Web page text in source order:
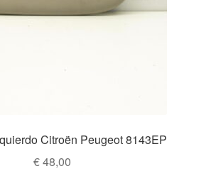
Citroën Peugeot 8143EP
€48,00